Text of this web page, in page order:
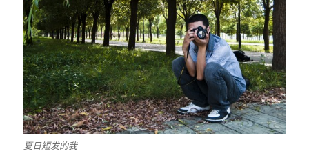
夏日短发的我